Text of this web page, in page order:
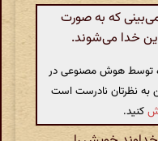
که به صورت
خدا می‌شوند.
توسط هوش مصنوعی در
به نظرتان نادرست است
کنید.